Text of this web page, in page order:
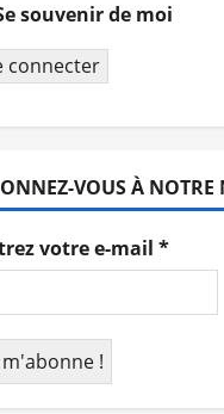
souvenir de moi
connecter
VOUS À NOTRE
votre e-mail *